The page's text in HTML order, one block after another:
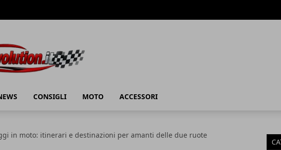
CONSIGLI MOTO ACCESSORI
in moto: itinerari e destinazioni per amanti delle due ruote